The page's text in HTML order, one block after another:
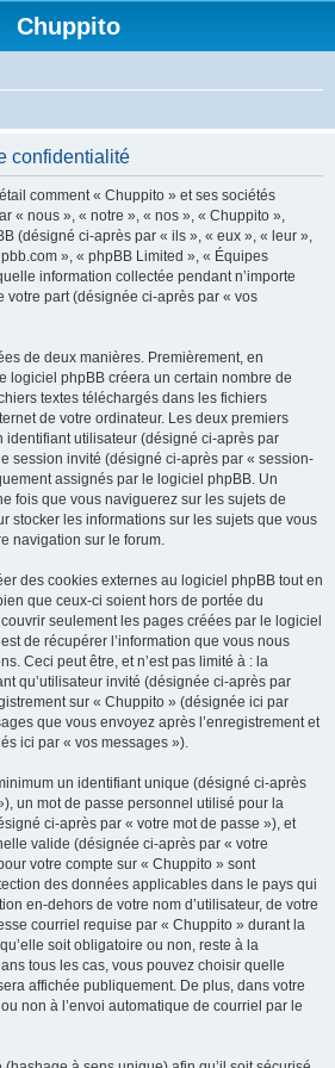
Chuppito
confidentialité
comment « Chuppito » et ses sociétés
« nous », « notre », « nos », « Chuppito »,
(désigné ci-après par « ils », « eux », « leur »,
», « phpBB Limited », « Équipes
information collectée pendant n’importe
votre part (désignée ci-après par « vos
de deux manières. Premièrement, en
logiciel phpBB créera un certain nombre de
textes téléchargés dans les fichiers
de votre ordinateur. Les deux premiers
identifiant utilisateur (désigné ci-après par
session invité (désigné ci-après par « session-
assignés par le logiciel phpBB. Un
fois que vous naviguerez sur les sujets de
stocker les informations sur les sujets que vous
navigation sur le forum.
des cookies externes au logiciel phpBB tout en
que ceux-ci soient hors de portée du
seulement les pages créées par le logiciel
de récupérer l’information que vous nous
Ceci peut être, et n’est pas limité à : la
qu’utilisateur invité (désignée ci-après par
sur « Chuppito » (désignée ici par
que vous envoyez après l’enregistrement et
ici par « vos messages »).
un identifiant unique (désigné ci-après
un mot de passe personnel utilisé pour la
ci-après par « votre mot de passe »), et
valide (désignée ci-après par « votre
votre compte sur « Chuppito » sont
des données applicables dans le pays qui
en-dehors de votre nom d’utilisateur, de votre
courriel requise par « Chuppito » durant la
soit obligatoire ou non, reste à la
tous les cas, vous pouvez choisir quelle
affichée publiquement. De plus, dans votre
non à l’envoi automatique de courriel par le